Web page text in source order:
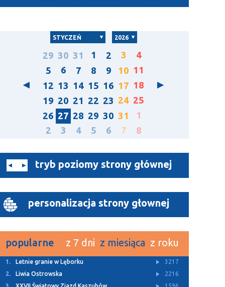
STYCZEŃ 2026
29 30 31 1 2 3
4
5
6 7 8 9 10 11
12 13 14 15 16 17 18
19 20 21 22 23 24 25
26 27 28 29 30 31
1
2
3 4 5 6 7 8
tryb poziomy strony głównej
personalizacja strony głownej
popularne z 7 dni z miesiąca z roku
1. Z Archiwum TTM
11380
2.
Rusza budowa dwóch ulic w Bolszewie
4931
3.
Letnie granie w Lęborku
3217